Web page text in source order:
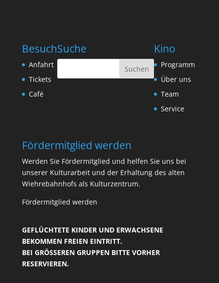
Besuch
Anfahrt
Tickets
Café
Suche Kino
Programm
Über uns
Team
Service
Fördermitglied werden
Werden Sie Fördermitglied und helfen Sie uns bei
unserer Kulturarbeit und der Erhaltung des alten
Wiehrebahnhofs als Kulturzentrum.
Fördermitglied werden
GEFLÜCHTETE KINDER UND ERWACHSENE
BEKOMMEN FREIEN EINTRITT.
BEI GRÖSSEREN GRUPPEN BITTE VORHER R
ESERVIEREN.